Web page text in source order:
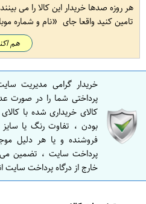
هر روزه صدها خریدار این کالا را می
تامین کنید واقعا جای
نام و شماره
هم
خریدار گرامی مدیریت
پرداختی شما را در صورت
کالای خریداری شده با
بودن ، تفاوت رنگ یا
فروشنده و یا هر دلیل
پرداخت سایت ، تضمین می
خارج از درگاه پرداخت سایت